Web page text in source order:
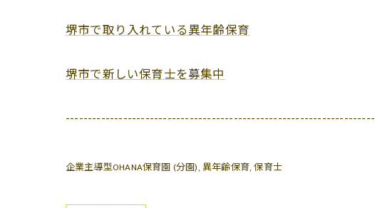
堺市で取り入れている異年齢保育
堺市で新しい保育士を募集中
----------------------------------------------------------------------
企業主導型OHANA保育園 (分園) 異年齢保育 保育士